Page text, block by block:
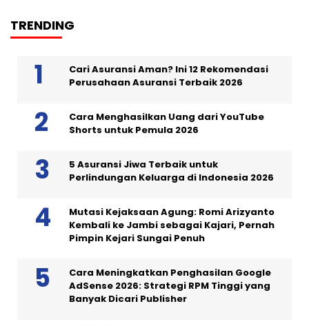
TRENDING
Cari Asuransi Aman? Ini 12 Rekomendasi
Perusahaan Asuransi Terbaik 2026
Cara Menghasilkan Uang dari YouTube
Shorts untuk Pemula 2026
5 Asuransi Jiwa Terbaik untuk
Perlindungan Keluarga di Indonesia 2026
Mutasi Kejaksaan Agung: Romi Arizyanto
Kembali ke Jambi sebagai Kajari, Pernah
Pimpin Kejari Sungai Penuh
Cara Meningkatkan Penghasilan Google
AdSense 2026: Strategi RPM Tinggi yang
Banyak Dicari Publisher